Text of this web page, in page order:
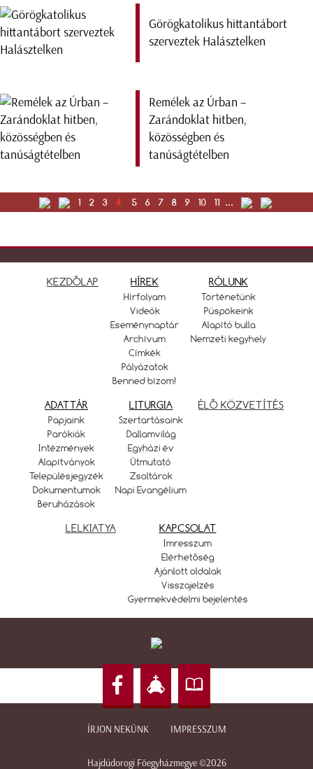
Görögkatolikus hittantábort
szerveztek Halásztelken
Remélek az Úrban –
Zarándoklat hitben,
közösségben és
tanúságtételben
1 2 3 4 5 6 7 8 9 10 11 ...
KEZDŐLAP HÍREK
Hírfolyam
Videók
Eseménynaptár
Archívum
Címkék
Pályázatok
Benned bízom!
RÓLUNK
Történetünk
Püspökeink
Alapító bulla
Nemzeti kegyhely
ADATTÁR
Papjaink
Parókiák
Intézmények
Alapítványok
Településjegyzék
Dokumentumok
Beruházások
LITURGIA
Szertartásaink
Dallamvilág
Egyházi év
Útmutató
Zsoltárok
Napi Evangélium
ÉLŐ KÖZVETÍTÉS
LELKIATYA KAPCSOLAT
Imresszum
Elérhetőség
Ajánlott oldalak
Visszajelzés
Gyermekvédelmi bejelentés
ÍRJON NEKÜNK IMPRESSZUM
Hajdúdorogi Főegyházmegye ©2026